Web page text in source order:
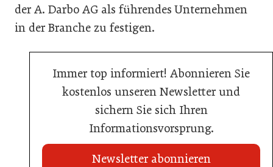
der A. Darbo AG als führendes Unternehmen
in der Branche zu festigen.
Immer top informiert! Abonnieren Sie
kostenlos unseren Newsletter und
sichern Sie sich Ihren
Informationsvorsprung.
Newsletter abonnieren